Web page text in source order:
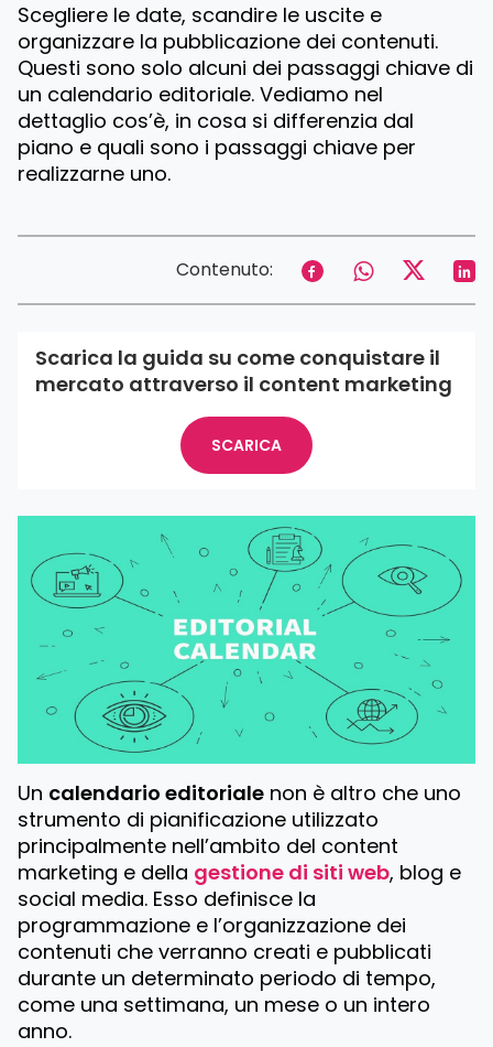
Scegliere le date, scandire le uscite e
organizzare la pubblicazione dei contenuti.
Questi sono solo alcuni dei passaggi chiave di
un calendario editoriale. Vediamo nel
dettaglio cos’è, in cosa si differenzia dal
piano e quali sono i passaggi chiave per
realizzarne uno.
Contenuto:
Scarica la guida su come conquistare il
mercato attraverso il content marketing
SCARICA
Un calendario editoriale non è altro che uno
strumento di pianificazione utilizzato
principalmente nell’ambito del content
marketing e della gestione di siti web, blog e
social media. Esso definisce la
programmazione e l’organizzazione dei
contenuti che verranno creati e pubblicati
durante un determinato periodo di tempo,
come una settimana, un mese o un intero
anno.